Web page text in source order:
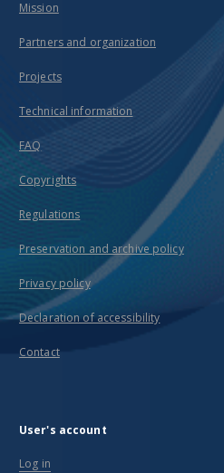
Mission
Partners and organization
Projects
Technical information
FAQ
Copyrights
Regulations
Preservation and archive policy
Privacy policy
Declaration of accessibility
Contact
User's account
Log in